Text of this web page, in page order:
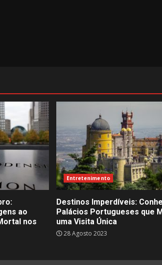
ao
nos
Entretenimento
Destinos Imperdíveis:
Palácios Portugueses que
uma Visita Única
28 Agosto 2023